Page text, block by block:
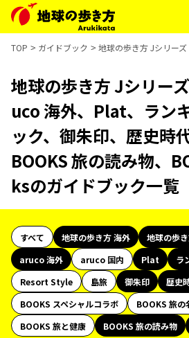
TOP ガイドブック 地球の歩き方 Jシリー
地球の歩き方 Jシリー
uco 海外、Plat、ラン
ック、御朱印、歴史時
BOOKS 旅の読み物、
ksのガイドブック一覧
すべて 地球の歩き方 海外
地球の歩
aruco 海外
aruco 国内 Plat
ラ
Resort Style
島旅 御朱印 歴史
BOOKS スペシャルコラボ
BOOKS 旅の
BOOKS 旅と健康
BOOKS 旅の読み物